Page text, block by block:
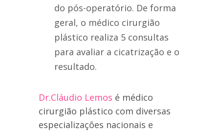
do pós-operatório. De forma
geral, o médico cirurgião
plástico realiza 5 consultas
para avaliar a cicatrização e o
resultado.
Dr.Cláudio Lemos é médico
cirurgião plástico com diversas
especializações nacionais e